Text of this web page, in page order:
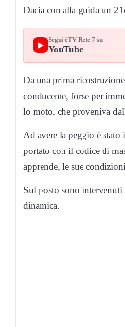
Dacia con alla guida un
▶
Segui èTV Rete 7 su
YouTube
Da una prima
conducente, forse per
lo moto, che proveniva
Ad avere la peggio è stato
portato con il codice di
apprende, le sue
Sul posto sono
dinamica.